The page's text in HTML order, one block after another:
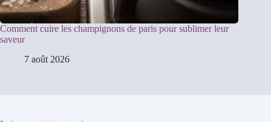
Comment cuire les champignons de paris pour sublimer leur
saveur
7 août 2026